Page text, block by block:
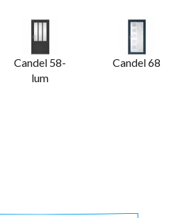
Candel 58-
lum
Candel 68